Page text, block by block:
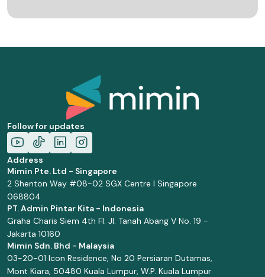
Follow for updates
Address
Mimin Pte. Ltd - Singapore
2 Shenton Way #08-02 SGX Centre I Singapore
068804
PT. Admin Pintar Kita - Indonesia
Graha Charis Siem 4th Fl. Jl. Tanah Abang V No. 19 -
Jakarta 10160
Mimin Sdn. Bhd - Malaysia
03-20-01 Icon Residence, No 20 Persiaran Dutamas,
Mont Kiara, 50480 Kuala Lumpur, W.P. Kuala Lumpur